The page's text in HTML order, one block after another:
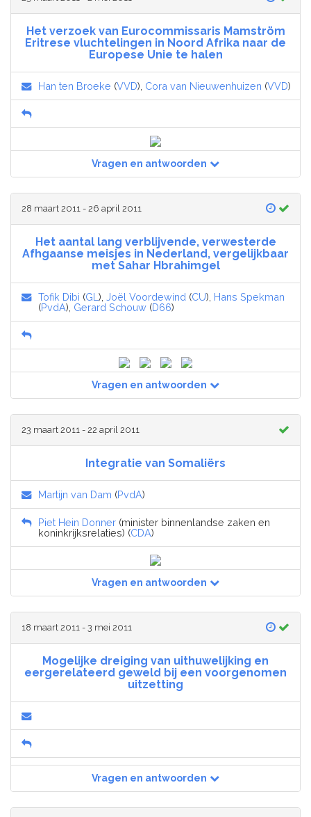
Het verzoek van Eurocommissaris Mamström
Eritrese vluchtelingen in Noord Afrika naar de
Europese Unie te halen
Han ten Broeke (VVD), Cora van Nieuwenhuizen (VVD)
Vragen en antwoorden
28 maart 2011 - 26 april 2011
Het aantal lang verblijvende, verwesterde
Afhgaanse meisjes in Nederland, vergelijkbaar
met Sahar Hbrahimgel
Tofik Dibi (GL ), Joël Voordewind (CU), Hans Spekman
(PvdA), Gerard Schouw (D66)
Vragen en antwoorden
23 maart 2011 - 22 april 2011
Integratie van Somaliërs
Martijn van Dam (PvdA)
Piet Hein Donner (minister binnenlandse zaken en
koninkrijksrelaties) (CDA)
Vragen en antwoorden
18 maart 2011 - 3 mei 2011
Mogelijke dreiging van uithuwelijking en
eergerelateerd geweld bij een voorgenomen
uitzetting
Vragen en antwoorden